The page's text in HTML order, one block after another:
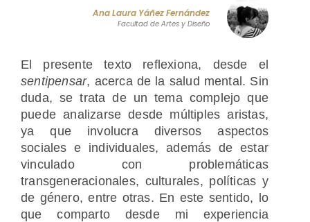
Ana Laura Yáñez Fernández
Facultad de Artes y Diseño
El presente texto reflexiona, desde el
sentipensar, acerca de la salud mental. Sin
duda, se trata de un tema complejo que
puede analizarse desde múltiples aristas,
ya que involucra diversos aspectos
sociales e individuales, además de estar
vinculado con problemáticas
transgeneracionales, culturales, políticas y
de género, entre otras. En este sentido, lo
que comparto desde mi experiencia